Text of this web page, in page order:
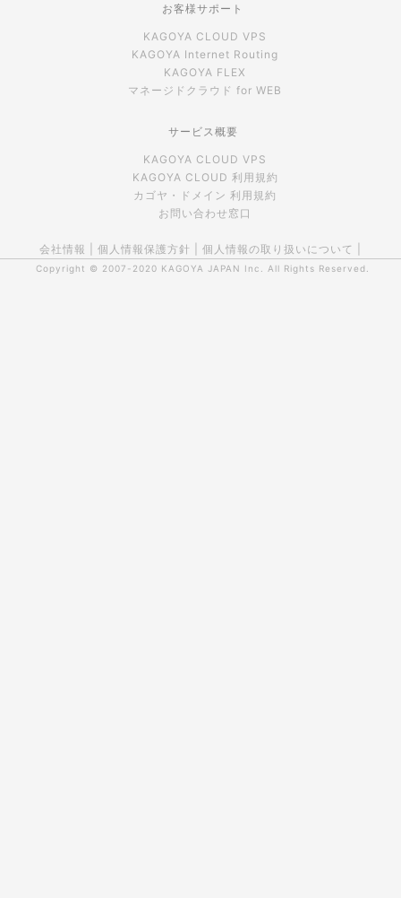
お客様サポート
KAGOYA CLOUD VPS
KAGOYA Internet Routing
KAGOYA FLEX
マネージドクラウド for WEB
サービス概要
KAGOYA CLOUD VPS
KAGOYA CLOUD 利用規約
カゴヤ・ドメイン 利用規約
お問い合わせ窓口
会社情報 個人情報保護方針 個人情報の取り扱いについて
Copyright © 2007-2020 KAGOYA JAPAN Inc. All Rights Reserved.